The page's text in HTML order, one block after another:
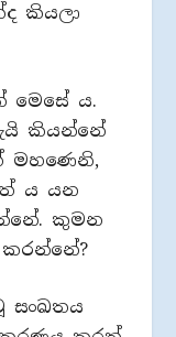
කියලා
මෙසේ ය.
කියන්නේ
මහණෙනි,
ය යන
කුමන
සංඛතය